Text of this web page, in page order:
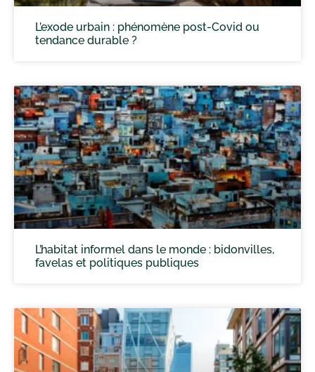
L’exode urbain : phénomène post-Covid ou
tendance durable ?
L’habitat informel dans le monde : bidonvilles,
favelas et politiques publiques